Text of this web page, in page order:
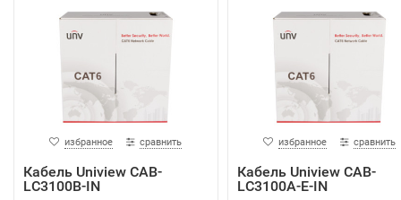
избранное сравнить
Кабель Uniview CAB-
LC3100B-IN
избранное сравнить
Кабель Uniview CAB-
LC3100A-E-IN